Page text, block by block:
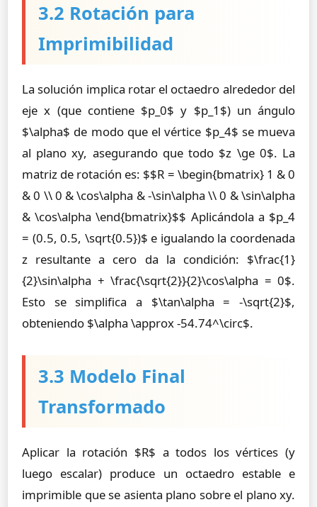
3.2 Rotación para
Imprimibilidad
La solución implica rotar el octaedro alrededor del
eje x (que contiene $p_0$ y $p_1$) un ángulo
$\alpha$ de modo que el vértice $p_4$ se mueva
al plano xy, asegurando que todo $z \ge 0$. La
matriz de rotación es: $$R = \begin{bmatrix} 1 & 0
& 0 \\ 0 & \cos\alpha & -\sin\alpha \\ 0 & \sin\alpha
& \cos\alpha \end{bmatrix}$$ Aplicándola a $p_4
= (0.5, 0.5, \sqrt{0.5})$ e igualando la coordenada
z resultante a cero da la condición: $\frac{1}
{2}\sin\alpha + \frac{\sqrt{2}}{2}\cos\alpha = 0$.
Esto se simplifica a $\tan\alpha = -\sqrt{2}$,
obteniendo $\alpha \approx -54.74^\circ$.
3.3 Modelo Final
Transformado
Aplicar la rotación $R$ a todos los vértices (y
luego escalar) produce un octaedro estable e
imprimible que se asienta plano sobre el plano xy.